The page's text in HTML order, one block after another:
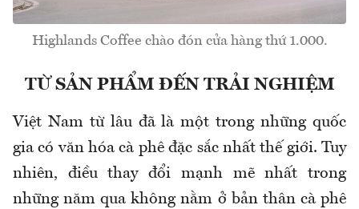
Highlands Coffee chào đón cửa hàng thứ 1.000.
TỪ SẢN PHẨM ĐẾN TRẢI NGHIỆM
Việt Nam từ lâu đã là một trong những quốc
gia có văn hóa cà phê đặc sắc nhất thế giới. Tuy
nhiên, điều thay đổi mạnh mẽ nhất trong
những năm qua không nằm ở bản thân cà phê